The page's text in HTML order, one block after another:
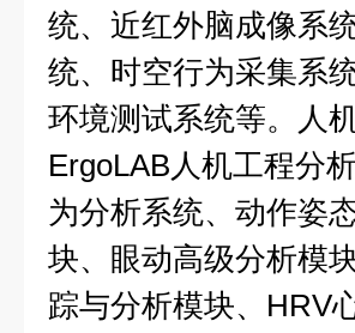
统、近红外脑成像系
统、时空行为采集系
环境测试系统等。人
ErgoLAB人机工程分
为分析系统、动作姿
块、眼动高级分析模
踪与分析模块、HRV